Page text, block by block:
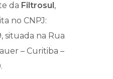
da Filtrosul,
no CNPJ:
situada na Rua
– Curitiba –